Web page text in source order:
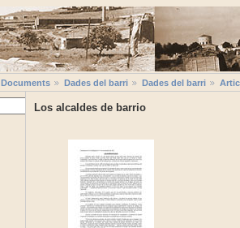
Documents Dades del barri Dades del barri
Los alcaldes de barrio